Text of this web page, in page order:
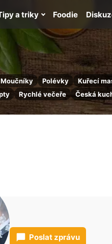
Moučníky Polévky Kuřecí
Rychlé večeře Česká
a triky Foodie
Poslat zprávu